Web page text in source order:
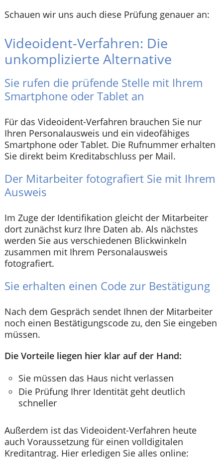
Schauen wir uns auch diese Prüfung genauer an:
Videoident-Verfahren: Die
unkomplizierte Alternative
Sie rufen die prüfende Stelle mit Ihrem
Smartphone oder Tablet an
Für das Videoident-Verfahren brauchen Sie nur
Ihren Personalausweis und ein videofähiges
Smartphone oder Tablet. Die Rufnummer erhalten
Sie direkt beim Kreditabschluss per Mail.
Der Mitarbeiter fotografiert Sie mit Ihrem
Ausweis
Im Zuge der Identifikation gleicht der Mitarbeiter
dort zunächst kurz Ihre Daten ab. Als nächstes
werden Sie aus verschiedenen Blickwinkeln
zusammen mit Ihrem Personalausweis
fotografiert.
Sie erhalten einen Code zur Bestätigung
Nach dem Gespräch sendet Ihnen der Mitarbeiter
noch einen Bestätigungscode zu, den Sie eingeben
müssen.
Die Vorteile liegen hier klar auf der Hand:
Sie müssen das Haus nicht verlassen
Die Prüfung Ihrer Identität geht deutlich
schneller
Außerdem ist das Videoident-Verfahren heute
auch Voraussetzung für einen volldigitalen
Kreditantrag. Hier erledigen Sie alles online: